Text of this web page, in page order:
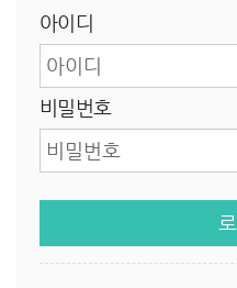
아이디
비밀번호